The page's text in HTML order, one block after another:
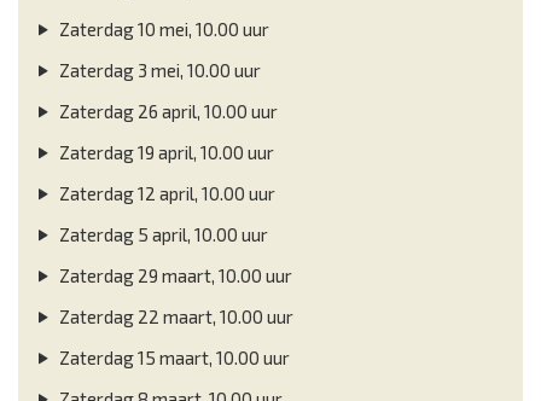
Zaterdag 10 mei, 10.00 uur
Zaterdag 3 mei, 10.00 uur
Zaterdag 26 april, 10.00 uur
Zaterdag 19 april, 10.00 uur
Zaterdag 12 april, 10.00 uur
Zaterdag 5 april, 10.00 uur
Zaterdag 29 maart, 10.00 uur
Zaterdag 22 maart, 10.00 uur
Zaterdag 15 maart, 10.00 uur